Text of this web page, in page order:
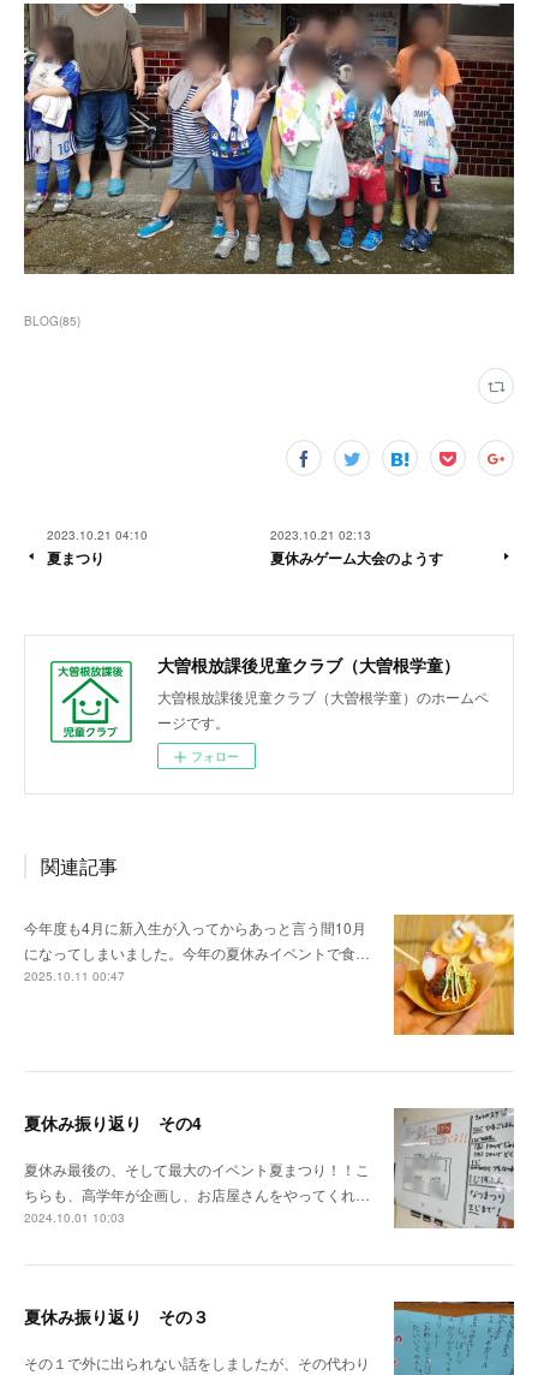
BLOG(85)
2023.10.21 04:10
夏まつり
2023.10.21 02:13
夏休みゲーム大会のようす
大曽根放課後児童クラブ（大曽根学童）
大曽根放課後児童クラブ（大曽根学童）のホームペ
ージです。
フォロー
関連記事
今年度も4月に新入生が入ってからあっと言う間10月
になってしまいました。今年の夏休みイベントで食…
2025.10.11 00:47
夏休み振り返り その4
夏休み最後の、そして最大のイベント夏まつり！！こ
ちらも、高学年が企画し、お店屋さんをやってくれ…
2024.10.01 10:03
夏休み振り返り その３
その１で外に出られない話をしましたが、その代わり